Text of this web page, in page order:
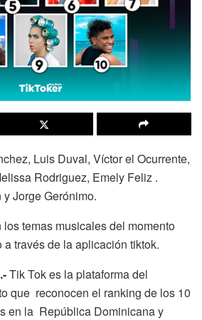
Luis Duval, Víctor el Ocurrente,
Rodriguez, Emely Feliz .
Jorge Gerónimo.
temas musicales del momento
través de la aplicación tiktok.
Tik Tok es la plataforma del
que reconocen el ranking de los 10
en la República Dominicana y